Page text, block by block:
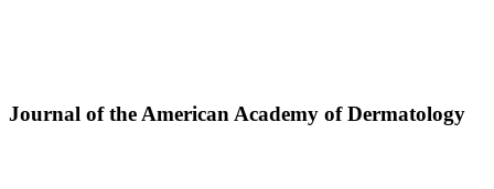
Journal of the American Academy of Dermatology